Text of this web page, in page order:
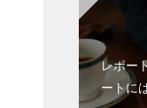
レポー
ートに